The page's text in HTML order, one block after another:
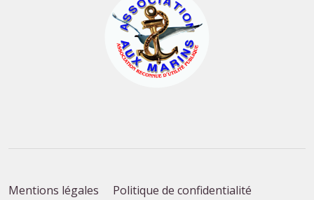
Mentions légales
Politique de confidentialité